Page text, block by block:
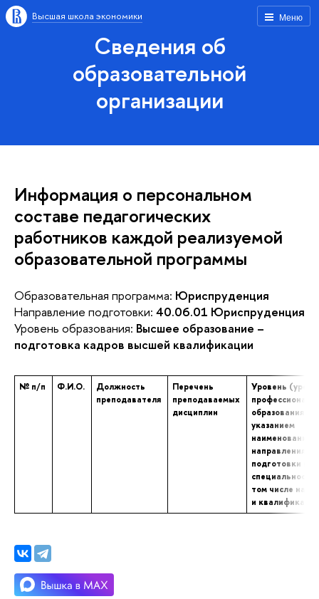
Меню
Высшая школа экономики
Сведения об
образовательной
организации
Информация о персональном
составе педагогических
работников каждой реализуемой
образовательной программы
Образовательная программа: Юриспруденция
Направление подготовки: 40.06.01 Юриспруденция
Уровень образования: Высшее образование –
подготовка кадров высшей квалификации
№ п/п Ф.И.О.
Должность
преподавателя
Перечень
преподаваемых
дисциплин
Уровень
образования с
указанием
наименования
направления
подготовки и
том числе
и